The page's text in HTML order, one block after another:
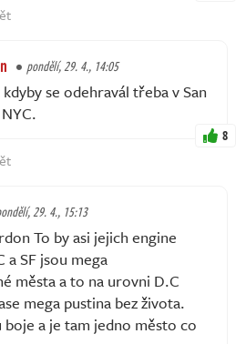
pondělí, 29. 4., 14:05
se odehravál třeba v San
8
29. 4., 15:13
To by asi jejich engine
a SF jsou mega
města a to na urovni D.C
mega pustina bez života.
a je tam jedno město co